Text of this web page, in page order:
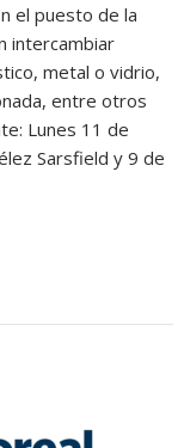
el puesto de la
intercambiar
metal o vidrio,
entre otros
Lunes 11 de
Sarsfield y 9 de